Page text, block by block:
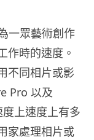
一眾藝術創作
作時的速度。
不同相片或影
Pro 以及
上速度上有多
家處理相片或